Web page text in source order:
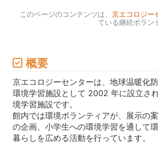
このページのコンテンツは、 京エコロジー
ている継続ボラン
概要
京エコロジーセンターは、地球温暖化
環境学習施設として 2002 年に設立さ
境学習施設です。
館内では環境ボランティアが、展示の
の企画、小学生への環境学習を通して
暮らしを広める活動を行っています。